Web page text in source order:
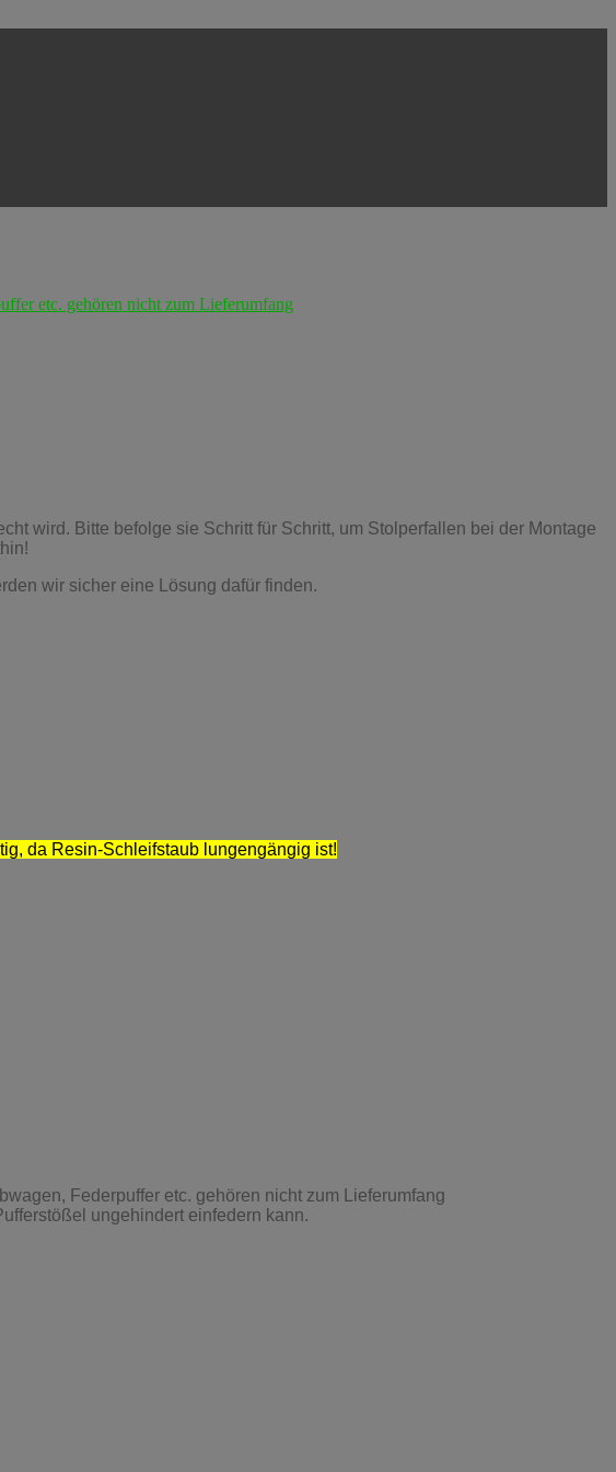
wird. Bitte befolge sie Schritt für Schritt, um Stolperfallen bei der Montage
wir sicher eine Lösung dafür finden.
da Resin-Schleifstaub lungengängig ist!
ungehindert einfedern kann.